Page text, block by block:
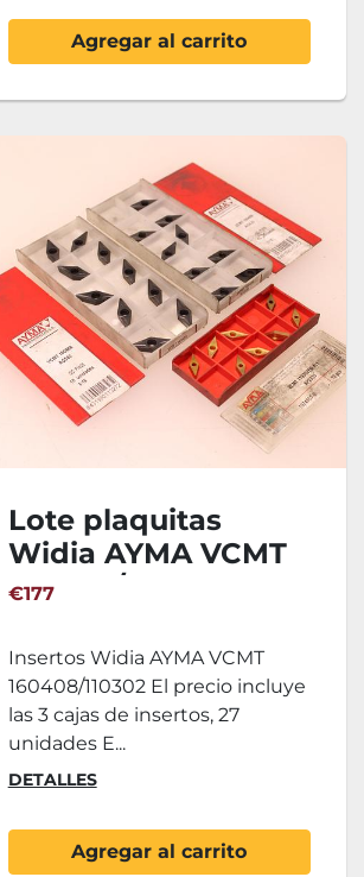
Agregar al carrito
Lote plaquitas
Widia AYMA VCMT
160408/110302
€177
Insertos Widia AYMA VCMT
160408/110302 El precio incluye
las 3 cajas de insertos, 27
unidades E...
DETALLES
Agregar al carrito